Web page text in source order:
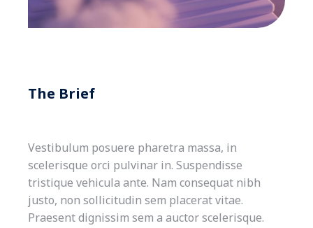
The Brief
Vestibulum posuere pharetra massa, in
scelerisque orci pulvinar in. Suspendisse
tristique vehicula ante. Nam consequat nibh
justo, non sollicitudin sem placerat vitae.
Praesent dignissim sem a auctor scelerisque.